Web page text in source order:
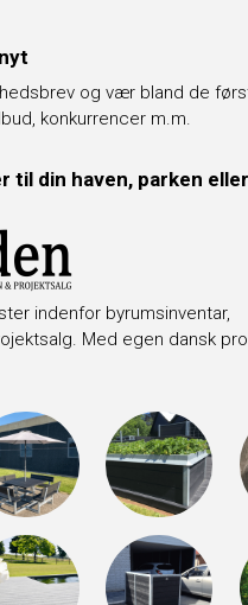
og vær bland de
konkurrencer m.m.
til din haven, parken eller
indenfor byrumsinventar,
Med egen dansk